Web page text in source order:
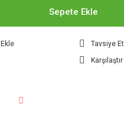
Sepete Ekle
Tavsiye Et
Karşılaştır